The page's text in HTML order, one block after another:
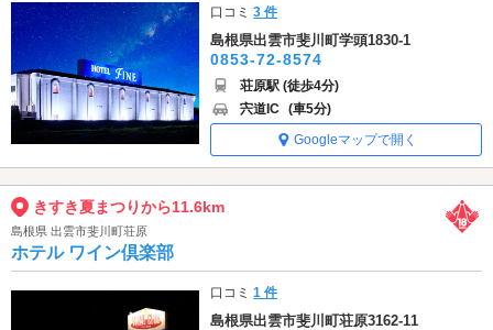
口コミ3 件
島根県出雲市斐川町学頭1830-1
0853-72-8574
荘原駅 (徒歩4分)
宍道IC (車5分)
Googleマップで開く
きすき夏まつりから11.6km
島根県 出雲市斐川町荘原
ホテル ワイン倶楽部
口コミ1 件
島根県出雲市斐川町荘原3162-11